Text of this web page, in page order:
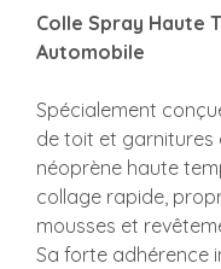
Colle Spray Haute
Automobile
Spécialement
de toit et garnitures
néoprène haute
collage rapide,
mousses et
Sa forte adhérence